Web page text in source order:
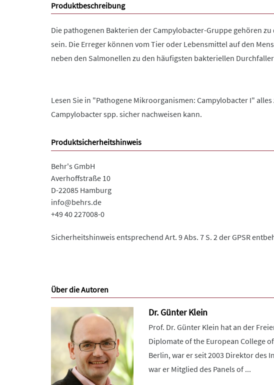
Produktbeschreibung
Die pathogenen Bakterien der Campylobacter-Gruppe gehören
sein. Die Erreger können vom Tier oder Lebensmittel auf den
neben den Salmonellen zu den häufigsten bakteriellen
Lesen Sie in "Pathogene Mikroorganismen: Campylobacter I"
Campylobacter spp. sicher nachweisen kann.
Produktsicherheitshinweis
Behr's GmbH
Averhoffstraße 10
D-22085 Hamburg
info@behrs.de
+49 40 227008-0
Sicherheitshinweis entsprechend Art. 9 Abs. 7 S. 2 der GPSR
Über die Autoren
Dr. Günter Klein
Prof. Dr. Günter Klein hat an der
Diplomate of the European College
Berlin, war er seit 2003 Direktor des
war er Mitglied des Panels of ...